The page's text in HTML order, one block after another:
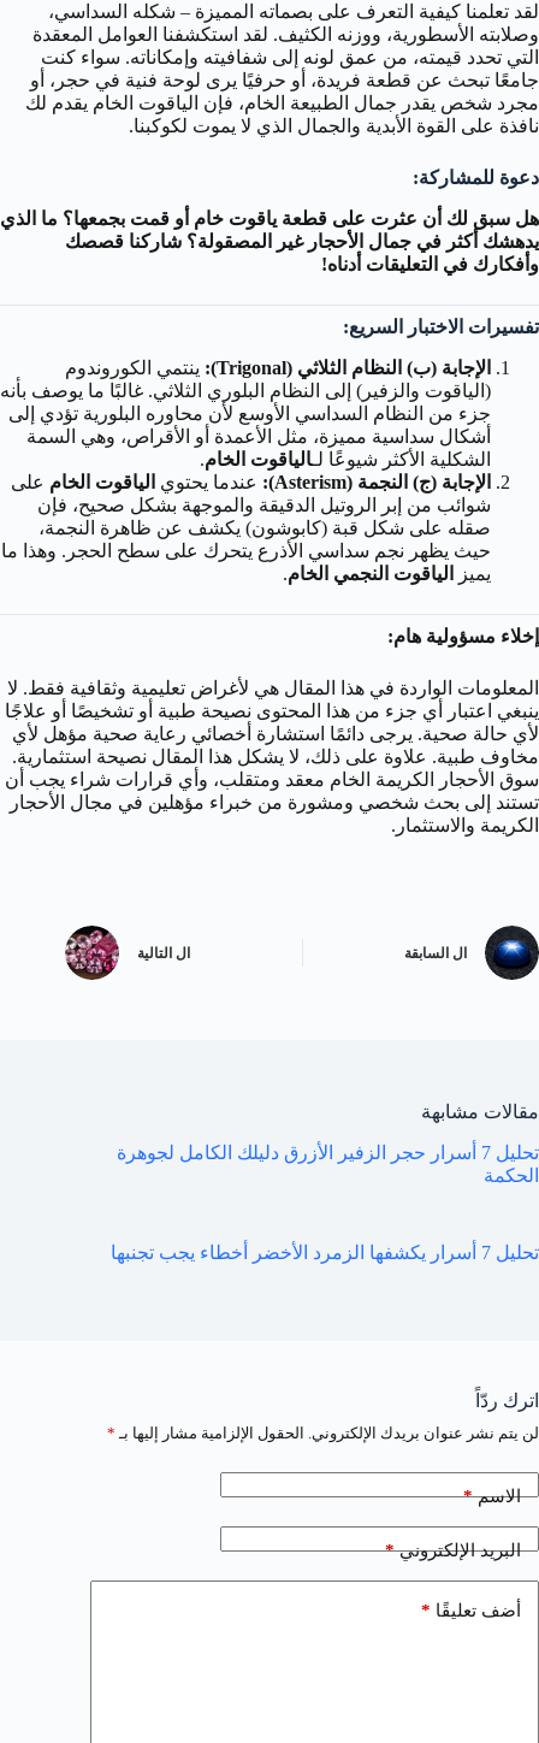
لقد تعلمنا كيفية التعرف على بصماته المميزة – شكله السداسي،
وصلابته الأسطورية، ووزنه الكثيف. لقد استكشفنا العوامل المعقدة
التي تحدد قيمته، من عمق لونه إلى شفافيته وإمكاناته. سواء كنت
جامعًا تبحث عن قطعة فريدة، أو حرفيًا يرى لوحة فنية في حجر، أو
مجرد شخص يقدر جمال الطبيعة الخام، فإن الياقوت الخام يقدم لك
نافذة على القوة الأبدية والجمال الذي لا يموت لكوكبنا.
دعوة للمشاركة:
هل سبق لك أن عثرت على قطعة ياقوت خام أو قمت بجمعها؟ ما الذي
يدهشك أكثر في جمال الأحجار غير المصقولة؟ شاركنا قصصك
وأفكارك في التعليقات أدناه!
تفسيرات الاختبار السريع:
الإجابة (ب) النظام الثلاثي (Trigonal):
ينتمي الكوروندوم
(الياقوت والزفير) إلى النظام البلوري الثلاثي. غالبًا ما يوصف بأنه
جزء من النظام السداسي الأوسع لأن محاوره البلورية تؤدي إلى
أشكال سداسية مميزة، مثل الأعمدة أو الأقراص، وهي السمة
الشكلية الأكثر شيوعًا لـالياقوت الخام.
الإجابة (ج) النجمة (Asterism):
عندما يحتوي الياقوت الخام على
شوائب من إبر الروتيل الدقيقة والموجهة بشكل صحيح، فإن
صقله على شكل قبة (كابوشون) يكشف عن ظاهرة النجمة،
حيث يظهر نجم سداسي الأذرع يتحرك على سطح الحجر. وهذا ما
يميز
الياقوت النجمي الخام.
إخلاء مسؤولية هام:
المعلومات الواردة في هذا المقال هي لأغراض تعليمية وثقافية فقط. لا
ينبغي اعتبار أي جزء من هذا المحتوى نصيحة طبية أو تشخيصًا أو علاجًا
لأي حالة صحية. يرجى دائمًا استشارة أخصائي رعاية صحية مؤهل لأي
مخاوف طبية. علاوة على ذلك، لا يشكل هذا المقال نصيحة استثمارية.
سوق الأحجار الكريمة الخام معقد ومتقلب، وأي قرارات شراء يجب أن
تستند إلى بحث شخصي ومشورة من خبراء مؤهلين في مجال الأحجار
الكريمة والاستثمار.
ال السابقة ال التالية
مقالات مشابهة
تحليل 7 أسرار حجر الزفير الأزرق دليلك الكامل لجوهرة
الحكمة
تحليل 7 أسرار يكشفها الزمرد الأخضر أخطاء يجب تجنبها
اترك ردّاً
لن يتم نشر عنوان بريدك الإلكتروني. الحقول الإلزامية مشار إليها بـ *
الاسم*
البريد الإلكتروني*
أضف تعليقًا *